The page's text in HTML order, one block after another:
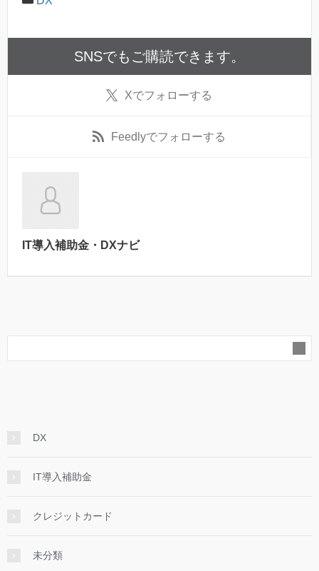
SNSでもご購読できます。
Xでフォローする
Feedlyでフォローする
IT導入補助金・DXナビ
DX
IT導入補助金
クレジットカード
未分類